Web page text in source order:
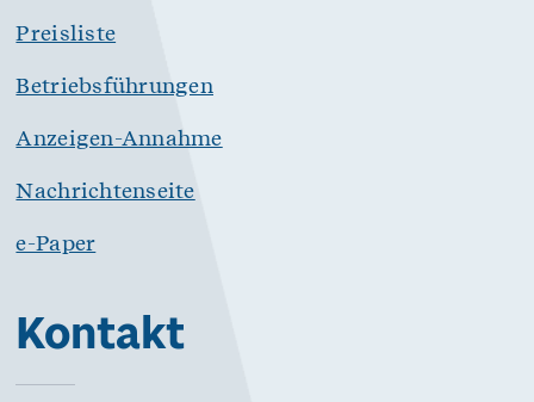
Preisliste
Betriebsführungen
Anzeigen-Annahme
Nachrichtenseite
e-Paper
Kontakt